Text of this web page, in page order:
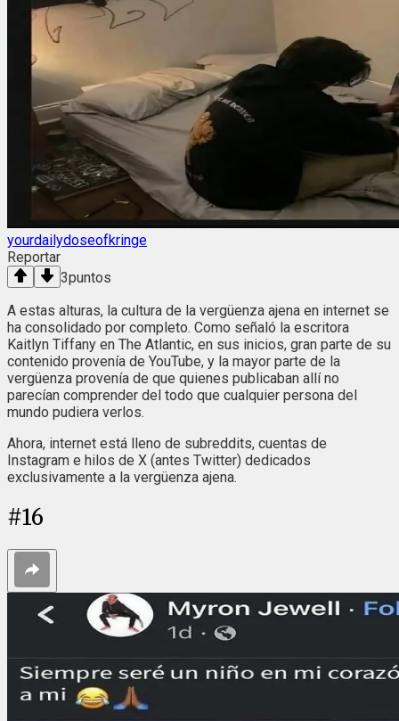
yourdailydoseofkringe
Reportar
3puntos
A estas alturas, la cultura de la vergüenza ajena en internet se
ha consolidado por completo. Como señaló la escritora
Kaitlyn Tiffany en The Atlantic, en sus inicios, gran parte de su
contenido provenía de YouTube, y la mayor parte de la
vergüenza provenía de que quienes publicaban allí no
parecían comprender del todo que cualquier persona del
mundo pudiera verlos.
Ahora, internet está lleno de subreddits, cuentas de
Instagram e hilos de X (antes Twitter) dedicados
exclusivamente a la vergüenza ajena.
#16